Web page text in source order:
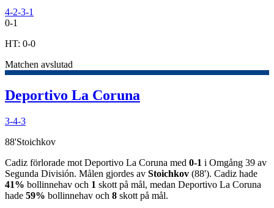
4-2-3-1
0-1
HT: 0-0
Matchen avslutad
Deportivo La Coruna
3-4-3
88'Stoichkov
Cadiz förlorade mot Deportivo La Coruna med 0-1 i Omgång 39 av
Segunda División. Målen gjordes av Stoichkov (88'). Cadiz hade
41% bollinnehav och 1 skott på mål, medan Deportivo La Coruna
hade 59% bollinnehav och 8 skott på mål.